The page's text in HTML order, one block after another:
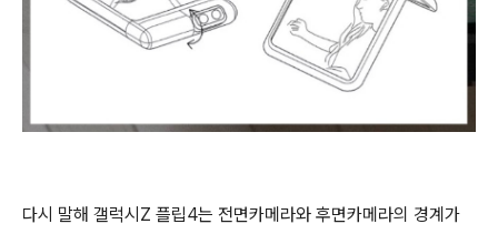
다시 말해 갤럭시Z 플립4는 전면카메라와 후면카메라의 경계가